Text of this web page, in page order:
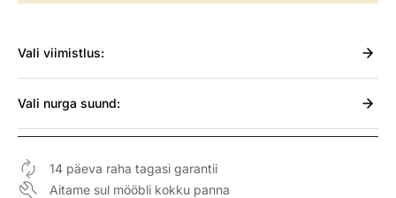
Vali viimistlus:
Vali nurga suund:
14 päeva raha tagasi garantii
Aitame sul mööbli kokku panna